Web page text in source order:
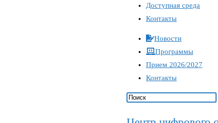
Доступная среда
Контакты
Новости
Программы
Прием 2026/2027
Контакты